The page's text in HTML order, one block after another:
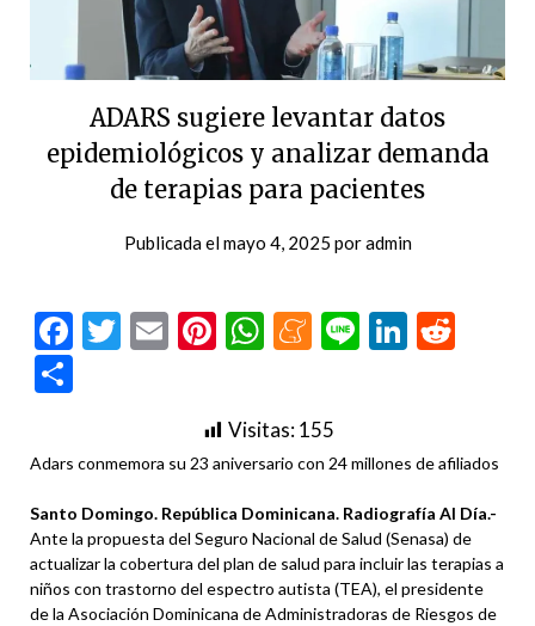
ADARS sugiere levantar datos
epidemiológicos y analizar demanda
de terapias para pacientes
Publicada elmayo 4, 2025 poradmin
Facebook
Twitter
EmailPinterest
WhatsApp
Meneame
Line
Visitas:155
Adars conmemora su 23 aniversario con 24 millones de afiliados
Santo Domingo. República Dominicana. Radiografía Al Día.-
Ante la propuesta del Seguro Nacional de Salud (Senasa) de
actualizar la cobertura del plan de salud para incluir las terapias a
niños con trastorno del espectro autista (TEA), el presidente
de la Asociación Dominicana de Administradoras de Riesgos de